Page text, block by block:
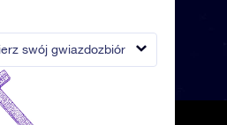
swój gwiazdozbiór